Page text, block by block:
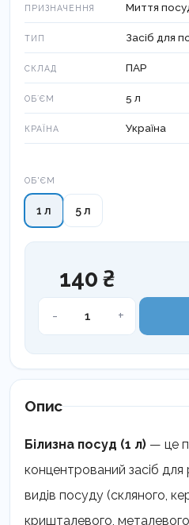
ПРИЗНАЧЕННЯ Миття
ТИП Засіб для
СКЛАД ПАР
ОБʼЄМ 5 л
КРАЇНА Україна
ОБ'ЄМ
1 л 5 л
140 ₴
-
Білизна
+
Опис
Білизна посуд (1 л) — це
концентрований засіб для
видів посуду (скляного,
кришталевого,